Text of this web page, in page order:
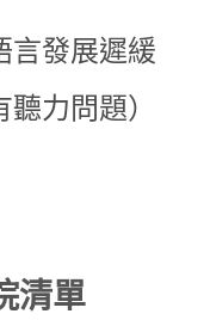
言發展遲緩
聽力問題）
清單